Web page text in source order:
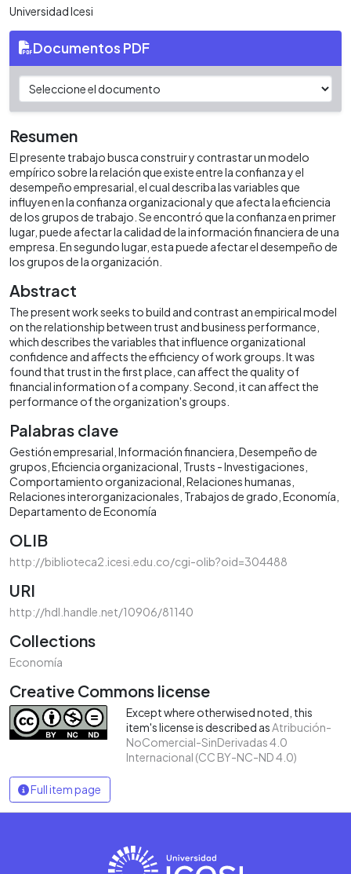
Universidad Icesi
Documentos PDF
Resumen
El presente trabajo busca construir y contrastar un modelo
empírico sobre la relación que existe entre la confianza y el
desempeño empresarial, el cual describa las variables que
influyen en la confianza organizacional y que afecta la eficiencia
de los grupos de trabajo. Se encontró que la confianza en primer
lugar, puede afectar la calidad de la información financiera de una
empresa. En segundo lugar, esta puede afectar el desempeño de
los grupos de la organización.
Abstract
The present work seeks to build and contrast an empirical model
on the relationship between trust and business performance,
which describes the variables that influence organizational
confidence and affects the efficiency of work groups. It was
found that trust in the first place, can affect the quality of
financial information of a company. Second, it can affect the
performance of the organization's groups.
Palabras clave
Gestión empresarial Información financiera Desempeño de
grupos Eficiencia organizacional Trusts - Investigaciones
Comportamiento organizacional Relaciones humanas
Relaciones interorganizacionales Trabajos de grado Economía
Departamento de Economía
OLIB
http://biblioteca2.icesi.edu.co/cgi-olib?oid=304488
URI
http://hdl.handle.net/10906/81140
Collections
Economía
Creative Commons license
Except where otherwised noted, this
item's license is described asAtribución-
NoComercial-SinDerivadas 4.0
Internacional (CC BY-NC-ND 4.0)
Full item page